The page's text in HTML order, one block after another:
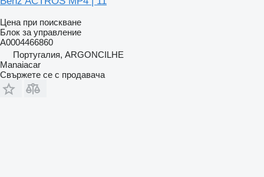
Цена при поискване
Блок за управление
A0004466860
Португалия, ARGONCILHE
Manaiacar
Свържете се с продавача